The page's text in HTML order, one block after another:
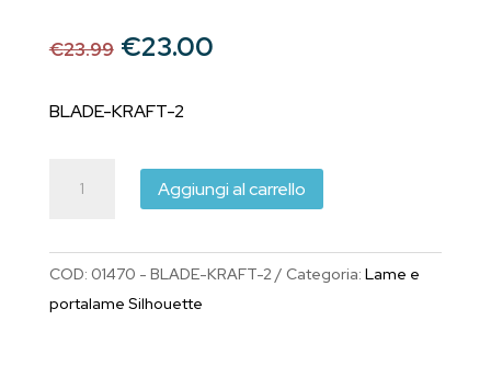
€23.99 Il
originale
€23.99.
€23.00Il
€23.00.
BLADE-KRAFT-2
Aggiungi al carrello
COD: 01470 - BLADE-KRAFT-2 Categoria: Lame e
portalame Silhouette